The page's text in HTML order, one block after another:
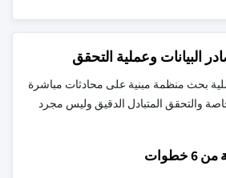
البيانات وعملية التحقق
بحث منظمة مبنية على محادثات مباشرة
والتحقق المتبادل الدقيق وليس مجرد